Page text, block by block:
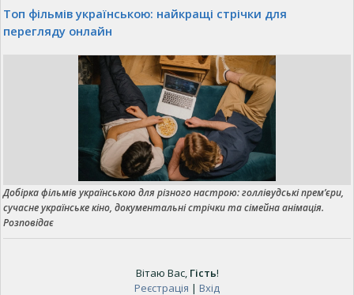
Топ фільмів українською: найкращі стрічки для
перегляду онлайн
Добірка фільмів українською для різного настрою: голлівудські прем’єри,
сучасне українське кіно, документальні стрічки та сімейна анімація.
Розповідає
Вітаю Вас, Гість!
Реєстрація | Вхід